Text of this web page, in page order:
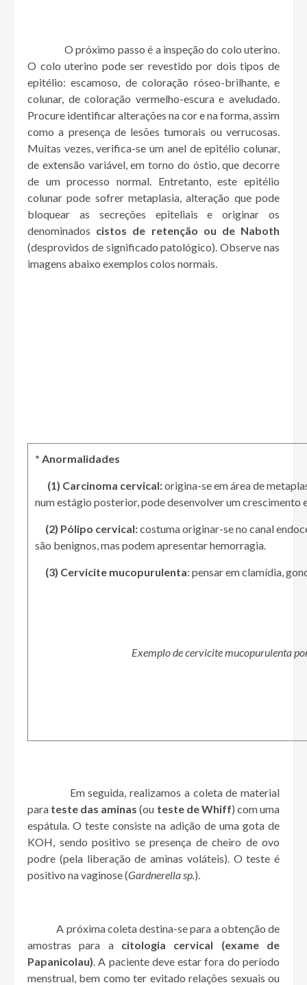
O próximo passo é a inspeção do colo uterino.
O colo uterino pode ser revestido por dois tipos de
epitélio: escamoso, de coloração róseo-brilhante, e
colunar, de coloração vermelho-escura e aveludado.
Procure identificar alterações na cor e na forma, assim
como a presença de lesões tumorais ou verrucosas.
Muitas vezes, verifica-se um anel de epitélio colunar,
de extensão variável, em torno do óstio, que decorre
de um processo normal. Entretanto, este epitélio
colunar pode sofrer metaplasia, alteração que pode
bloquear as secreções epiteliais e originar os
denominados cistos de retenção ou de Naboth
(desprovidos de significado patológico). Observe nas
imagens abaixo exemplos colos normais.
* Anormalidades
(1) Carcinoma cervical:origina-se em área de
num estágio posterior, pode desenvolver um crescimento
(2) Pólipo cervical:costuma originar-se no canal
são benignos, mas podem apresentar hemorragia.
(3) Cervicite mucopurulenta: pensar em clamídia,
Exemplo de cervicite mucopurulenta
Em seguida, realizamos a coleta de material
para teste das aminas (ou teste de Whiff) com uma
espátula. O teste consiste na adição de uma gota de
KOH, sendo positivo se presença de cheiro de ovo
podre (pela liberação de aminas voláteis). O teste é
positivo na vaginose (Gardnerella sp.).
A próxima coleta destina-se para a obtenção de
amostras para a citologia cervical (exame de
Papanicolau). A paciente deve estar fora do período
menstrual, bem como ter evitado relações sexuais ou